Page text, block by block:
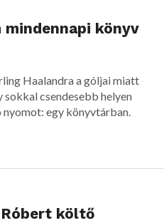
mindennapi könyv
Haalandra a góljai miatt
sokkal csendesebb helyen
egy könyvtárban.
költő